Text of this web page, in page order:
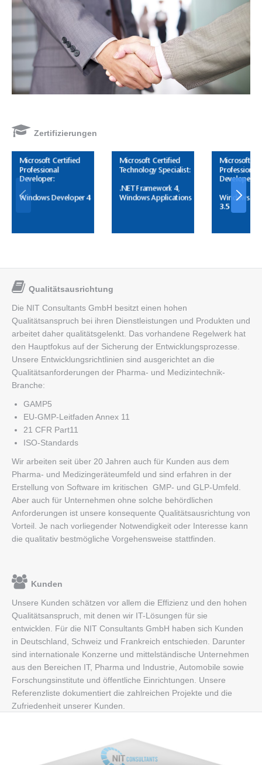
Zertifizierungen
Qualitätsausrichtung
Die NIT Consultants GmbH besitzt einen hohen
Qualitätsanspruch bei ihren Dienstleistungen und Produkten und
arbeitet daher qualitätsgelenkt. Das vorhandene Regelwerk hat
den Hauptfokus auf der Sicherung der Entwicklungsprozesse.
Unsere Entwicklungsrichtlinien sind ausgerichtet an die
Qualitätsanforderungen der Pharma- und Medizintechnik-
Branche:
GAMP5
EU-GMP-Leitfaden Annex 11
21 CFR Part11
ISO-Standards
Wir arbeiten seit über 20 Jahren auch für Kunden aus dem
Pharma- und Medizingeräteumfeld und sind erfahren in der
Erstellung von Software im kritischen GMP- und GLP-Umfeld.
Aber auch für Unternehmen ohne solche behördlichen
Anforderungen ist unsere konsequente Qualitätsausrichtung von
Vorteil. Je nach vorliegender Notwendigkeit oder Interesse kann
die qualitativ bestmögliche Vorgehensweise stattfinden.
Kunden
Unsere Kunden schätzen vor allem die Effizienz und den hohen
Qualitätsanspruch, mit denen wir IT-Lösungen für sie
entwicklen. Für die NIT Consultants GmbH haben sich Kunden
in Deutschland, Schweiz und Frankreich entschieden. Darunter
sind internationale Konzerne und mittelständische Unternehmen
aus den Bereichen IT, Pharma und Industrie, Automobile sowie
Forschungsinstitute und öffentliche Einrichtungen. Unsere
Referenzliste dokumentiert die zahlreichen Projekte und die
Zufriedenheit unserer Kunden.